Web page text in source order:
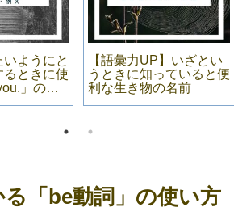
ようにと
るときに使
」の意
【語彙力UP】いざとい
うときに知っていると便
利な生き物の名前
「be動詞」の使い方